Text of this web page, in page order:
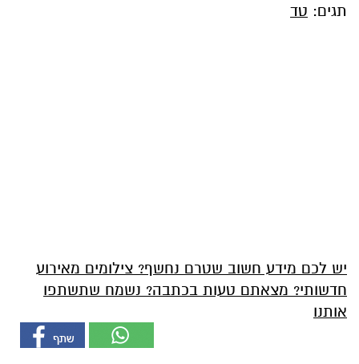
תגים: טד
יש לכם מידע חשוב שטרם נחשף? צילומים מאירוע
חדשותי? מצאתם טעות בכתבה? נשמח שתשתפו
אותנו